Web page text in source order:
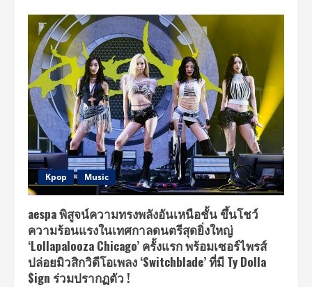
Kpop Music
aespa พิสูจน์ความทรงพลังอันเหนือชั้น ขึ้นโชว์
ความร้อนแรงในเทศกาลดนตรีสุดยิ่งใหญ่
‘Lollapalooza Chicago’ ครั้งแรก พร้อมเซอร์ไพรส์
ปล่อยมิวสิกวิดีโอเพลง ‘Switchblade’ ที่มี Ty Dolla
$ign ร่วมปรากฏตัว !